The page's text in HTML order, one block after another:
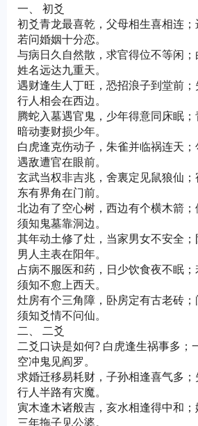
一、 初爻
初爻青龙最喜乾，父母相生喜相连；
若问婚姻十分恋。
与病日久自然散，求官得位不等闲；
姓名远达九重天。
遇财逢生人丁旺，恐招浪子到堂前；
行人相会在西边。
腾蛇入墓遇官鬼，少年得意同床眠；
暗动妻财损少年。
白虎逢克伤动子，朱雀并临祸连天；
遇敌遭官在眼前。
玄武当权非吉兆，舍裏定见鼠狼仙；
东有界角在门前。
北边有了空心树，西边有个横木箭；
须知鬼墓靠洞边。
其年动土修了灶，当家男女不安全；
男人主表在阳年。
占病不服医和药，日少饮食夜不眠；
须知不愈上西天。
灶房有个三角障，卧房定有古老砖；
须知爻情不问仙。
二、 二爻
二爻口诀是如何? 白虎逢生祸事多；
空冲鬼见阎罗。
求婚迁移易耗财，子孙相逢喜气多；
行人半路有灾魔。
寅木逢木诸般吉，亥水相逢得中和；
三年拖子见公婆。